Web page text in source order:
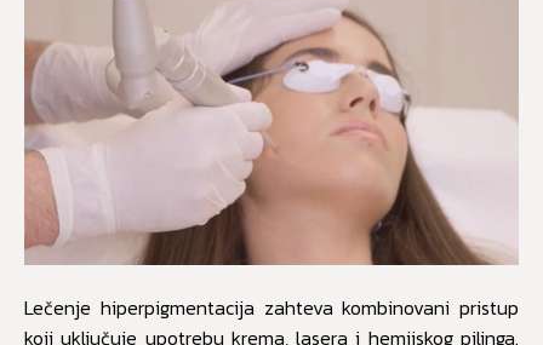
Lečenje hiperpigmentacija zahteva kombinovani pristup
koji uključuje upotrebu krema, lasera i hemijskog pilinga.